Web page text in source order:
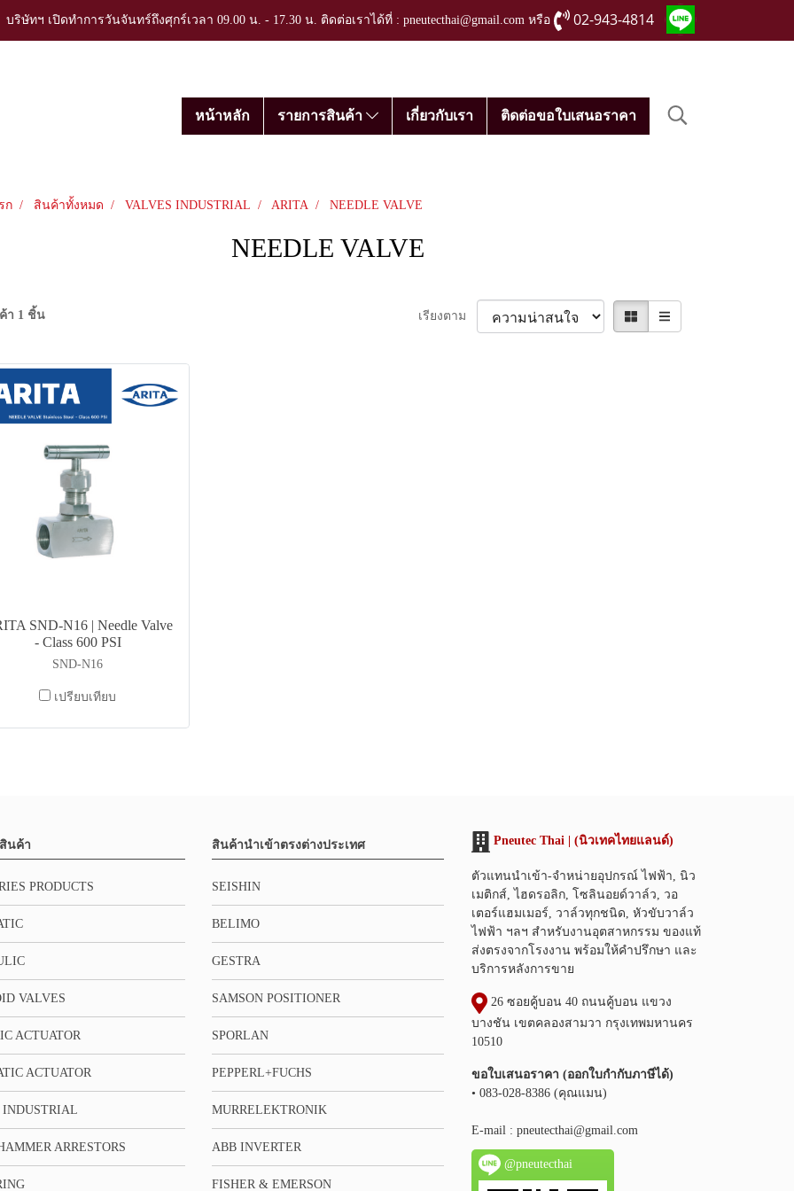
บริษัทฯ เปิดทำการวันจันทร์ถึงศุกร์เวลา 09.00 น. - 17.30 น. ติดต่อเราได้ที่ : pneutecthai@gmail.com หรือ 02-943-4814
หน้าหลัก รายการสินค้า เกี่ยวกับเรา ติดต่อขอใบเสนอราคา
ก สินค้าทั้งหมด VALVES INDUSTRIAL ARITA NEEDLE VALVE
NEEDLE VALVE
า 1 ชิ้น เรียงตาม
SND-N16 | Needle Valve
- Class 600 PSI
SND-N16
เปรียบเทียบ
นค้า
PRODUCTS
VALVES
ACTUATOR
ACTUATOR
INDUSTRIAL
ARRESTORS
สินค้านำเข้าตรงต่างประเทศ
SEISHIN
BELIMO
GESTRA
SAMSON POSITIONER
SPORLAN
PEPPERL+FUCHS
MURRELEKTRONIK
ABB INVERTER
FISHER & EMERSON
Pneutec Thai | (นิวเทคไทยแลนด์)
ตัวแทนนำเข้า-จำหน่ายอุปกรณ์ ไฟฟ้า, นิว
เมติกส์, ไฮดรอลิก, โซลินอยด์วาล์ว, วอ
เตอร์แฮมเมอร์, วาล์วทุกชนิด, หัวขับวาล์ว
ไฟฟ้า ฯลฯ สำหรับงานอุตสาหกรรม ของแท้
ส่งตรงจากโรงงาน พร้อมให้คำปรึกษา และ
บริการหลังการขาย
26 ซอยคู้บอน 40 ถนนคู้บอน แขวง
บางชัน เขตคลองสามวา กรุงเทพมหานคร
10510
ขอใบเสนอราคา (ออกใบกำกับภาษีได้)
• 083-028-8386 (คุณแมน)
E-mail : pneutecthai@gmail.com
@pneutecthai